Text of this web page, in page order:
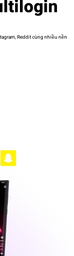
Reddit cùng nhiều nền